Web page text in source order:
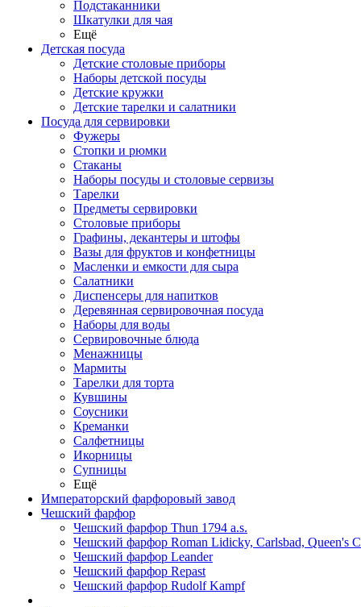
Подстаканники
Шкатулки для чая
Ещё
Детская посуда
Детские столовые приборы
Наборы детской посуды
Детские кружки
Детские тарелки и салатники
Посуда для сервировки
Фужеры
Стопки и рюмки
Стаканы
Наборы посуды и столовые сервизы
Тарелки
Предметы сервировки
Столовые приборы
Графины, декантеры и штофы
Вазы для фруктов и конфетницы
Масленки и емкости для сыра
Салатники
Диспенсеры для напитков
Деревянная сервировочная посуда
Наборы для воды
Сервировочные блюда
Менажницы
Мармиты
Тарелки для торта
Кувшины
Соусники
Креманки
Салфетницы
Икорницы
Супницы
Ещё
Императорский фарфоровый завод
Чешский фарфор
Чешский фарфор Thun 1794 a.s.
Чешский фарфор Roman Lidicky, Carlsbad, Queen's
Чешский фарфор Leander
Чешский фарфор Repast
Чешский фарфор Rudolf Kampf